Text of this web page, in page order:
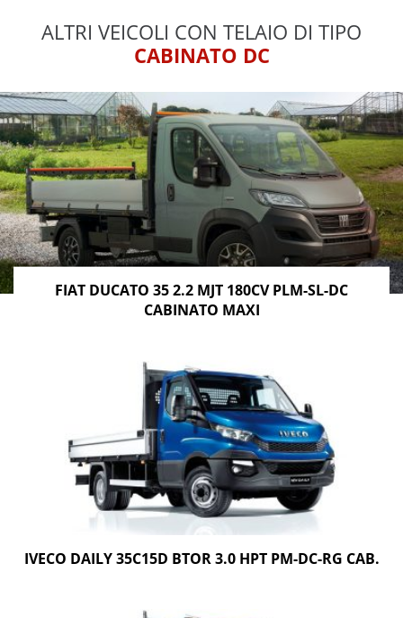
ALTRI VEICOLI CON TELAIO DI TIPO
CABINATO DC
FIAT DUCATO 35 2.2 MJT 180CV PLM-SL-DC
CABINATO MAXI
IVECO DAILY 35C15D BTOR 3.0 HPT PM-DC-RG CAB.